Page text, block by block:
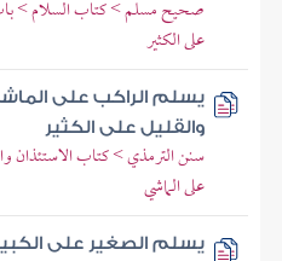
صحيح مسلم > كتاب السلام >
على الكثير
يسلم الراكب على
والقليل على الكثير
سنن الترمذي > كتاب الاستئذان
على الماشي
يسلم الصغير على